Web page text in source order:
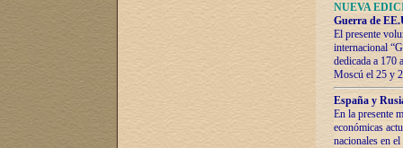
NUEVA
Guerra de
El presente
internacional
dedicada a 170
Moscú el 25 y
España y
En la presente
económicas
nacionales en